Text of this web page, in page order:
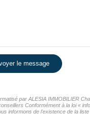
le message
par ALESIA IMMOBILIER
Conformément à la loi «
informons de l'existence de la